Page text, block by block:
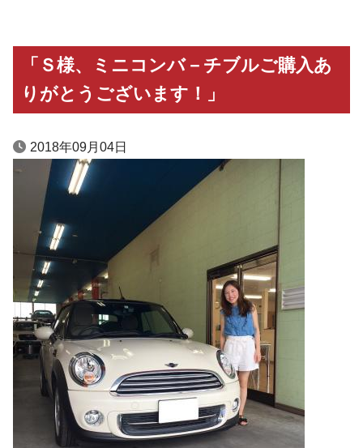
「Ｓ様、ミニコンバ－チブルご購入あ
りがとうございます！」
2018年09月04日